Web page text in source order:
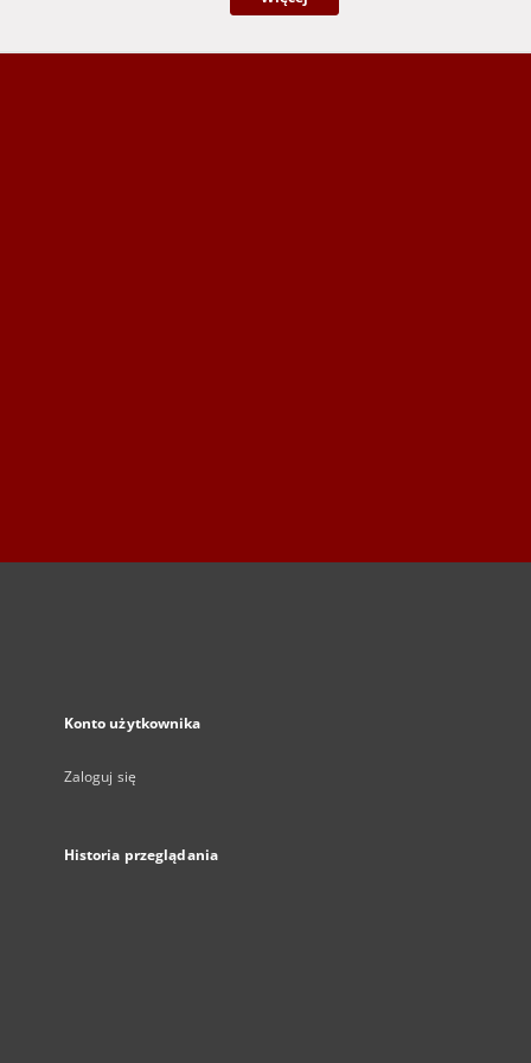
Konto użytkownika
Zaloguj się
Historia przeglądania